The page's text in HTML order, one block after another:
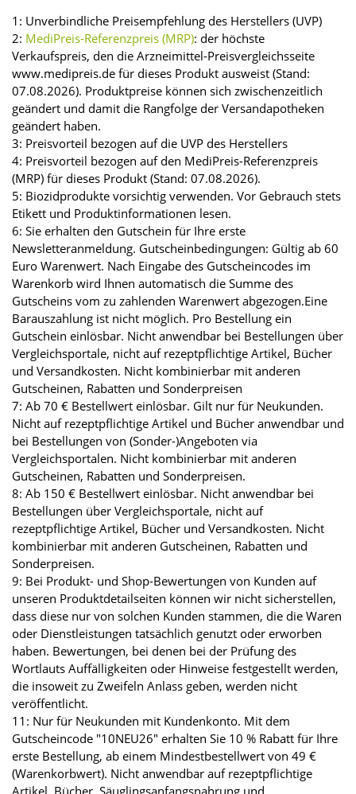
1: Unverbindliche Preisempfehlung des Herstellers (UVP)
2: MediPreis-Referenzpreis (MRP): der höchste
Verkaufspreis, den die Arzneimittel-Preisvergleichsseite
www.medipreis.de für dieses Produkt ausweist (Stand:
07.08.2026). Produktpreise können sich zwischenzeitlich
geändert und damit die Rangfolge der Versandapotheken
geändert haben.
3: Preisvorteil bezogen auf die UVP des Herstellers
4: Preisvorteil bezogen auf den MediPreis-Referenzpreis
(MRP) für dieses Produkt (Stand: 07.08.2026).
5: Biozidprodukte vorsichtig verwenden. Vor Gebrauch stets
Etikett und Produktinformationen lesen.
6: Sie erhalten den Gutschein für Ihre erste
Newsletteranmeldung. Gutscheinbedingungen: Gültig ab 60
Euro Warenwert. Nach Eingabe des Gutscheincodes im
Warenkorb wird Ihnen automatisch die Summe des
Gutscheins vom zu zahlenden Warenwert abgezogen.Eine
Barauszahlung ist nicht möglich. Pro Bestellung ein
Gutschein einlösbar. Nicht anwendbar bei Bestellungen über
Vergleichsportale, nicht auf rezeptpflichtige Artikel, Bücher
und Versandkosten. Nicht kombinierbar mit anderen
Gutscheinen, Rabatten und Sonderpreisen
7: Ab 70 € Bestellwert einlösbar. Gilt nur für Neukunden.
Nicht auf rezeptpflichtige Artikel und Bücher anwendbar und
bei Bestellungen von (Sonder-)Angeboten via
Vergleichsportalen. Nicht kombinierbar mit anderen
Gutscheinen, Rabatten und Sonderpreisen.
8: Ab 150 € Bestellwert einlösbar. Nicht anwendbar bei
Bestellungen über Vergleichsportale, nicht auf
rezeptpflichtige Artikel, Bücher und Versandkosten. Nicht
kombinierbar mit anderen Gutscheinen, Rabatten und
Sonderpreisen.
9: Bei Produkt- und Shop-Bewertungen von Kunden auf
unseren Produktdetailseiten können wir nicht sicherstellen,
dass diese nur von solchen Kunden stammen, die die Waren
oder Dienstleistungen tatsächlich genutzt oder erworben
haben. Bewertungen, bei denen bei der Prüfung des
Wortlauts Auffälligkeiten oder Hinweise festgestellt werden,
die insoweit zu Zweifeln Anlass geben, werden nicht
veröffentlicht.
11: Nur für Neukunden mit Kundenkonto. Mit dem
Gutscheincode "10NEU26" erhalten Sie 10 % Rabatt für Ihre
erste Bestellung, ab einem Mindestbestellwert von 49 €
(Warenkorbwert). Nicht anwendbar auf rezeptpflichtige